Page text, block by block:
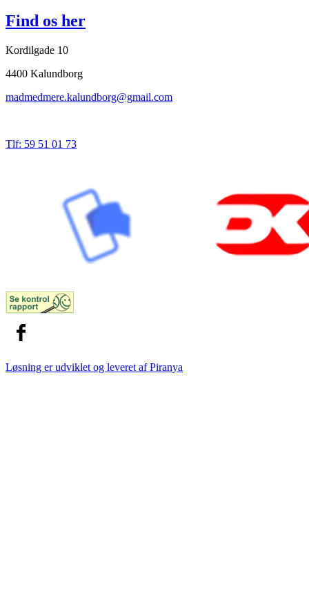
Find os her
Kordilgade 10
4400 Kalundborg
madmedmere.kalundborg@gmail.com
Tlf: 59 51 01 73
Løsning er udviklet og leveret afPiranya